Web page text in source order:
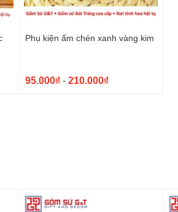
Phụ kiện ấm chén xanh vàng kim
95.000₫ - 210.000₫